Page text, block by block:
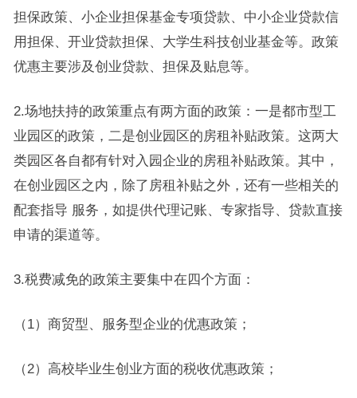
担保政策、小企业担保基金专项贷款、中小企业贷款信
用担保、开业贷款担保、大学生科技创业基金等。政策
优惠主要涉及创业贷款、担保及贴息等。
2.场地扶持的政策重点有两方面的政策：一是都市型工
业园区的政策，二是创业园区的房租补贴政策。这两大
类园区各自都有针对入园企业的房租补贴政策。其中，
在创业园区之内，除了房租补贴之外，还有一些相关的
配套指导 服务，如提供代理记账、专家指导、贷款直接
申请的渠道等。
3.税费减免的政策主要集中在四个方面：
（1）商贸型、服务型企业的优惠政策；
（2）高校毕业生创业方面的税收优惠政策；